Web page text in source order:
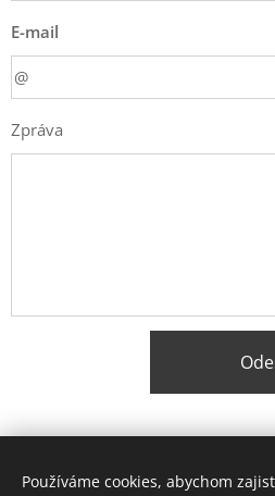
E-mail
Zpráva
Používáme cookies, abychom